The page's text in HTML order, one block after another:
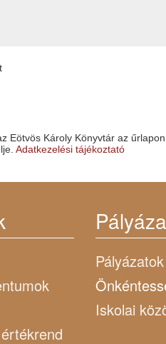
Eötvös Károly Könyvtár az
Adatkezelési tájékoztató
Pályázatok
Iskolai